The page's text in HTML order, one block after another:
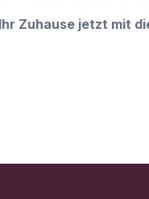
Zuhause jetzt mit